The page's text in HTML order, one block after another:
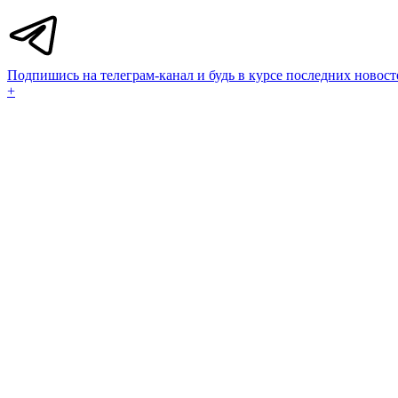
Подпишись на телеграм-канал и будь в курсе последних
+